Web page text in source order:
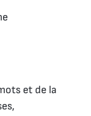
et de la